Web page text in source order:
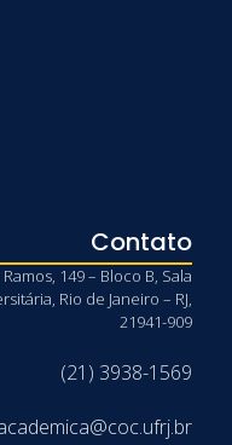
Contato
149 – Bloco B, Sala
Rio de Janeiro – RJ,
21941-909
(21) 3938-1569